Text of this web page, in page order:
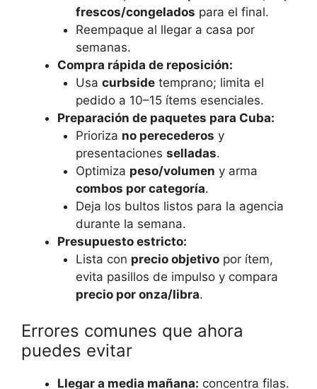
frescos/congelados para el final.
Reempaque al llegar a casa por
semanas.
Compra rápida de reposición:
Usa curbsidetemprano; limita el
pedido a 10–15 ítems esenciales.
Preparación de paquetes para Cuba:
Prioriza no perecederos y
presentaciones selladas.
Optimiza peso/volumen y arma
combos por categoría.
Deja los bultos listos para la agencia
durante la semana.
Presupuesto estricto:
Lista con precio objetivopor ítem,
evita pasillos de impulso y compara
precio por onza/libra.
Errores comunes que ahora
puedes evitar
Llegar a media mañana: concentra filas.